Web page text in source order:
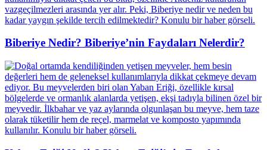
Biberiye Nedir? Biberiye’nin Faydaları Nelerdir?